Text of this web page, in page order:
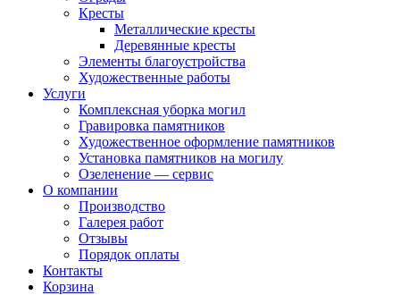
Кресты
Металлические кресты
Деревянные кресты
Элементы благоустройства
Художественные работы
Услуги
Комплексная уборка могил
Гравировка памятников
Художественное оформление памятников
Установка памятников на могилу
Озеленение — сервис
О компании
Производство
Галерея работ
Отзывы
Порядок оплаты
Контакты
Корзина